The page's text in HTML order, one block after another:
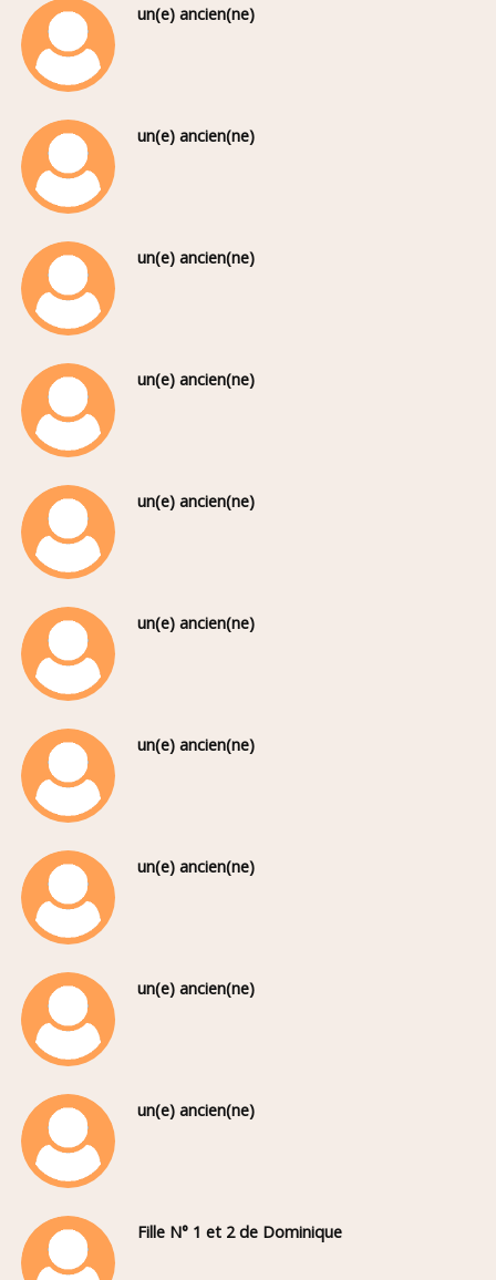
un(e) ancien(ne)
un(e) ancien(ne)
un(e) ancien(ne)
un(e) ancien(ne)
un(e) ancien(ne)
un(e) ancien(ne)
un(e) ancien(ne)
un(e) ancien(ne)
un(e) ancien(ne)
un(e) ancien(ne)
Fille N° 1 et 2 de Dominique